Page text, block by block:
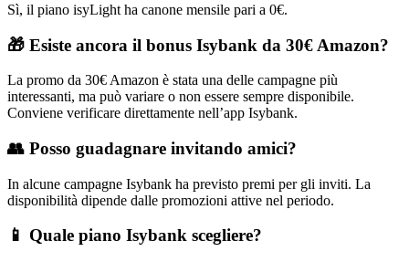
Sì, il piano isyLight ha canone mensile pari a 0€.
🎁 Esiste ancora il bonus Isybank da 30€ Amazon?
La promo da 30€ Amazon è stata una delle campagne più
interessanti, ma può variare o non essere sempre disponibile.
Conviene verificare direttamente nell’app Isybank.
👥 Posso guadagnare invitando amici?
In alcune campagne Isybank ha previsto premi per gli inviti. La
disponibilità dipende dalle promozioni attive nel periodo.
📱 Quale piano Isybank scegliere?